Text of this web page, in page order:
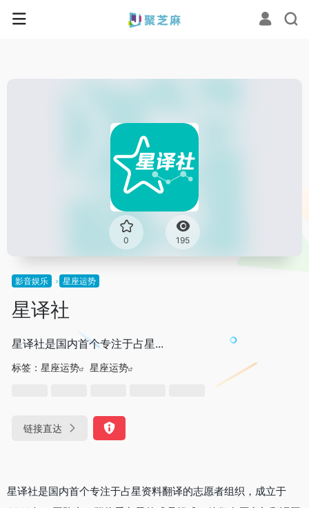
0 195
影音娱乐 星座运势
星译社
星译社是国内首个专注于占星...
标签： 星座运势 星座运势
链接直达
星译社是国内首个专注于占星资料翻译的志愿者组织，成立于